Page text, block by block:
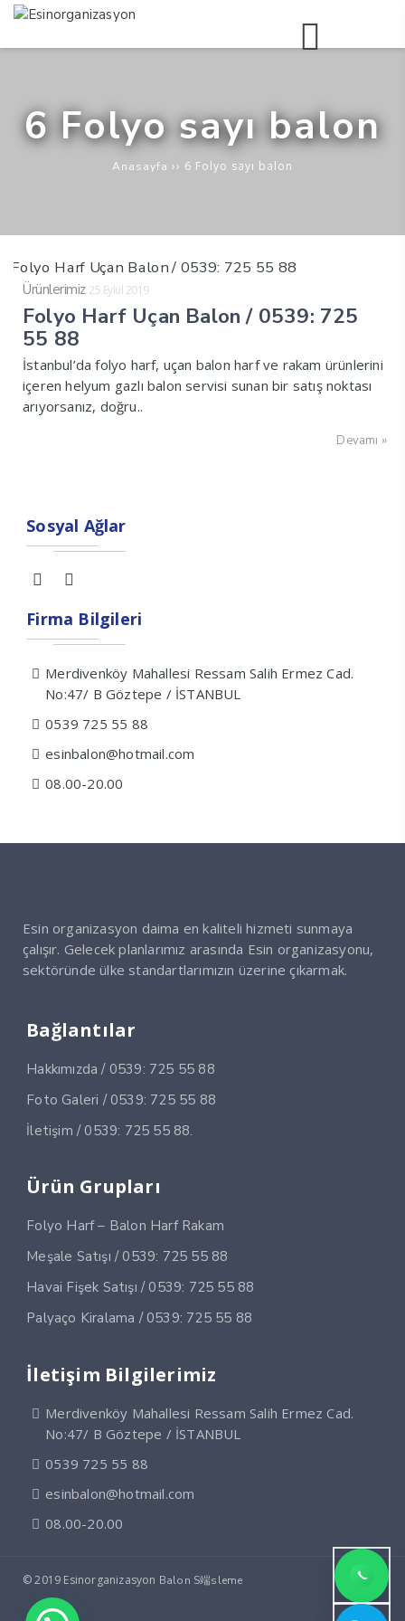
6 Folyo sayı balon
Anasayfa ›› 6 Folyo sayı balon
Ürünlerimiz 25 Eylül 2019
Folyo Harf Uçan Balon / 0539: 725
55 88
İstanbul’da folyo harf, uçan balon harf ve rakam ürünlerini
içeren helyum gazlı balon servisi sunan bir satış noktası
arıyorsanız, doğru..
Devamı »
Sosyal Ağlar
Firma Bilgileri
Merdivenköy Mahallesi Ressam Salih Ermez Cad.
No:47/ B Göztepe / İSTANBUL
0539 725 55 88
esinbalon@hotmail.com
08.00-20.00
Esin organizasyon daima en kaliteli hizmeti sunmaya
çalışır. Gelecek planlarımız arasında Esin organizasyonu,
sektöründe ülke standartlarımızın üzerine çıkarmak.
Bağlantılar
Hakkımızda / 0539: 725 55 88
Foto Galeri / 0539: 725 55 88
İletişim / 0539: 725 55 88.
Ürün Grupları
Folyo Harf – Balon Harf Rakam
Meşale Satışı / 0539: 725 55 88
Havai Fişek Satışı / 0539: 725 55 88
Palyaço Kiralama / 0539: 725 55 88
İletişim Bilgilerimiz
Merdivenköy Mahallesi Ressam Salih Ermez Cad.
No:47/ B Göztepe / İSTANBUL
0539 725 55 88
esinbalon@hotmail.com
08.00-20.00
© 2019 Esinorganizasyon Balon S端sleme